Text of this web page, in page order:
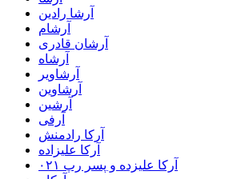
آرشا رادین
آرشام
آرشان قادری
آرشاه
آرشاویر
آرشاوین
آرشین
آرفی
آرکا رادمنش
آرکا علیزاده
آرکا علیزده و پسر رپ ۰۲۱